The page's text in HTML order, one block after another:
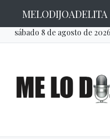
MELODIJOADELITA
sábado 8 de agosto de